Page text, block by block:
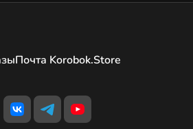
Почта Korobok.Store